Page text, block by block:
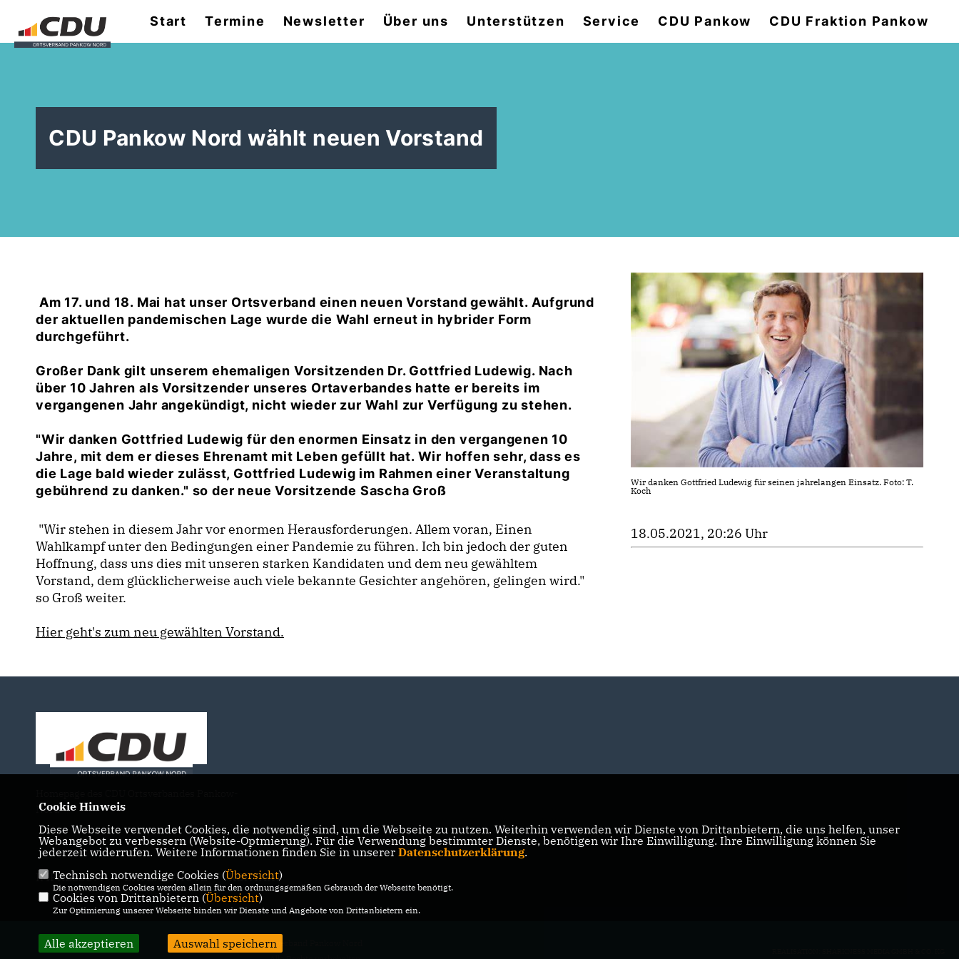
Start Termine Newsletter Über uns Unterstützen Service CDU Pankow CDU Fraktion Pankow
CDU Pankow Nord wählt neuen Vorstand
Am 17. und 18. Mai hat unser Ortsverband einen neuen Vorstand gewählt. Aufgrund
der aktuellen pandemischen Lage wurde die Wahl erneut in hybrider Form
durchgeführt.
Großer Dank gilt unserem ehemaligen Vorsitzenden Dr. Gottfried Ludewig. Nach
über 10 Jahren als Vorsitzender unseres Ortaverbandes hatte er bereits im
vergangenen Jahr angekündigt, nicht wieder zur Wahl zur Verfügung zu stehen.
"Wir danken Gottfried Ludewig für den enormen Einsatz in den vergangenen 10
Jahre, mit dem er dieses Ehrenamt mit Leben gefüllt hat. Wir hoffen sehr, dass es
die Lage bald wieder zulässt, Gottfried Ludewig im Rahmen einer Veranstaltung
gebührend zu danken." so der neue Vorsitzende Sascha Groß
"Wir stehen in diesem Jahr vor enormen Herausforderungen. Allem voran, Einen
Wahlkampf unter den Bedingungen einer Pandemie zu führen. Ich bin jedoch der guten
Hoffnung, dass uns dies mit unseren starken Kandidaten und dem neu gewähltem
Vorstand, dem glücklicherweise auch viele bekannte Gesichter angehören, gelingen wird."
so Groß weiter.
Hier geht's zum neu gewählten Vorstand.
Wir danken Gottfried Ludewig für seinen jahrelangen Einsatz. Foto: T.
Koch
18.05.2021, 20:26 Uhr
Nord
IMPRESSUM DATENSCHUTZ KONTAKT
@2026 CDU Ortsverband Pankow Nord
Cookie Hinweis
Diese Webseite verwendet Cookies, die notwendig sind, um die Webseite zu nutzen. Weiterhin verwenden wir Dienste von Drittanbietern, die uns helfen, unser
Webangebot zu verbessern (Website-Optmierung). Für die Verwendung bestimmter Dienste, benötigen wir Ihre Einwilligung. Ihre Einwilligung können Sie
jederzeit widerrufen. Weitere Informationen finden Sie in unserer Datenschutzerklärung.
Technisch notwendige Cookies (Übersicht)
Die notwendigen Cookies werden allein für den ordnungsgemäßen Gebrauch der Webseite benötigt.
Cookies von Drittanbietern (Übersicht)
Zur Optimierung unserer Webseite binden wir Dienste und Angebote von Drittanbietern ein.
Alle akzeptieren Auswahl speichern